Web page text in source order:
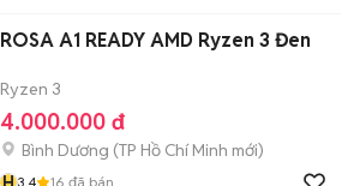
ROSA A1 READY AMD Ryzen 3 Đen
Ryzen 3
4.000.000 đ
Bình Dương (TP Hồ Chí Minh mới)
3.4 16 đã bán